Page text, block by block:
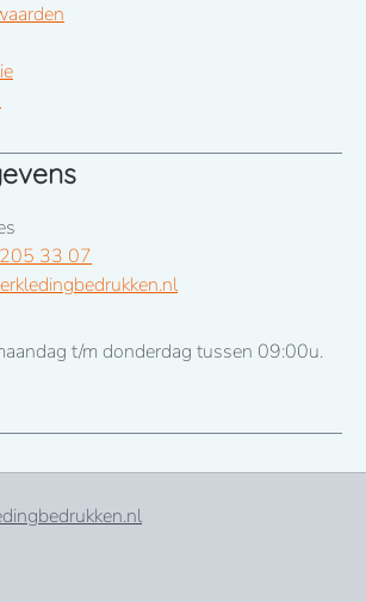
33 07
t/m donderdag tussen 09:00u.